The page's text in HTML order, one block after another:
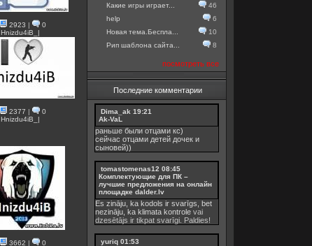
2923 |
0
Hnizdu4iB_|
2377 |
0
Hnizdu4iB_|
3662 |
0
Какие игры играет...
46
help
6
Новая тема.Беспла...
10
Рип шаблона сайта...
8
посмотреть все
Последние комментарии
Dima_ak 19:21
Ak-VaL
раньше были отцами кс)
сейчас отцами детей дочек и
сыновей))
tomastomenas12 08:45
Комплектующие для ПК –
лучшие предложения на онлайн
площадке dalder.lv
Es zināju, ka kodols ir svarīgs, bet
nezināju, ka klimata kontrole vai
dzesētājs ir tikpat svarīgi. Paldies!
yuriq 01:53